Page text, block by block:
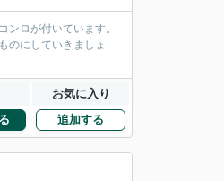
ロが付いています。
のにしていきましょ
お気に入り
追加する